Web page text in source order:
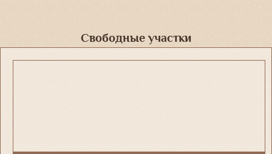
Свободные участки